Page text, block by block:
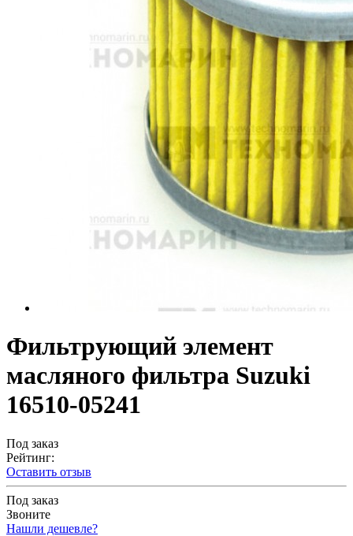
Фильтрующий элемент
масляного фильтра Suzuki
16510-05241
Под заказ
Рейтинг:
Оставить отзыв
Под заказ
Звоните
Нашли дешевле?